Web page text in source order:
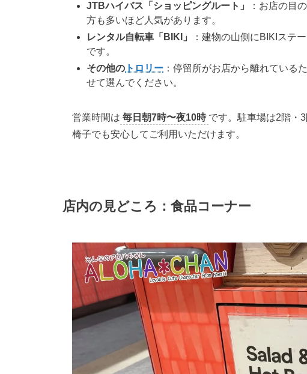
JTBハイバス「ショッピングルート」
：お店の目
方も多いほど人気があります。
レンタル自転車「BIKI」
：建物の山側にBIKIステ
です。
その他の トロリー ：停留所がお店から離れている
せて選んでください。
営業時間は 毎日朝7時〜夜10時 です。駐車場は2階・
椅子でも安心してご利用いただけます。
店内の見どころ：食品コーナー